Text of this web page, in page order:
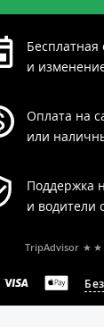
Бесплатная
и
Оплата на
или
Поддержка
и водители
TripAdvisor